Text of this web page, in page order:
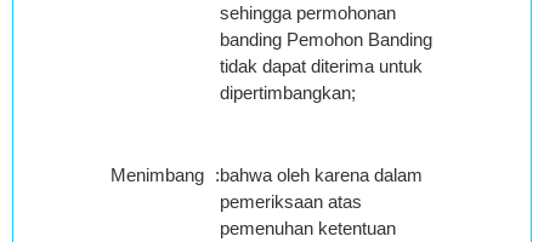
sehingga permohonan
banding Pemohon Banding
tidak dapat diterima untuk
dipertimbangkan;
Menimbang :bahwa oleh karena dalam
pemeriksaan atas
pemenuhan ketentuan